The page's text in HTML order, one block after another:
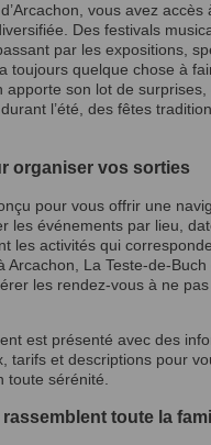
vous avez accès
Des festivals
par les expositions,
toujours quelque chose à
son lot de surprises,
l’été, des fêtes
organiser vos sorties
pour vous offrir une
les événements par lieu,
les activités qui
Arcachon, La Teste-de-
les rendez-vous à ne
est présenté avec des
tarifs et descriptions pour
toute sérénité.
toute la